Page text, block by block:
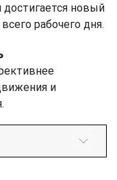
новый
рабочего дня.
и